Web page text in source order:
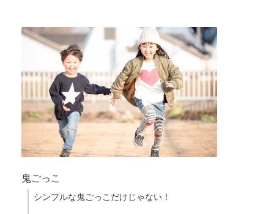
鬼ごっこ
シンプルな鬼ごっこだけじゃない！